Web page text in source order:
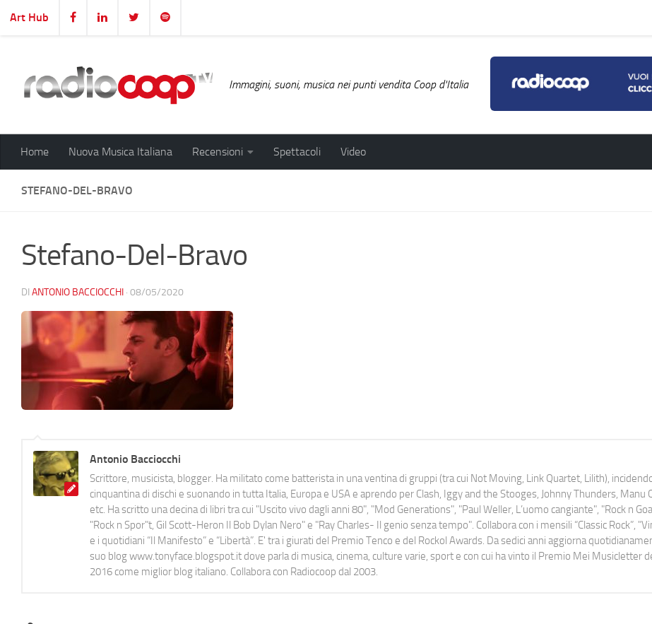
Salta al contenuto
Art Hub
Immagini, suoni, musica nei punti vendita Coop d'Italia
Home Nuova Musica Italiana Recensioni Spettacoli Video
STEFANO-DEL-BRAVO
Stefano-Del-Bravo
DI ANTONIO BACCIOCCHI · 08/05/2020
Antonio Bacciocchi
Scrittore, musicista, blogger. Ha militato come batterista in una ventina di gruppi (tra cui Not Moving, Link Quartet, Lilith),
cinquantina di dischi e suonando in tutta Italia, Europa e USA e aprendo per Clash, Iggy and the Stooges, Johnny Thunders, Manu
etc. Ha scritto una decina di libri tra cui "Uscito vivo dagli anni 80", "Mod Generations", "Paul Weller, L’uomo cangiante", "Rock n
"Rock n Spor"t, Gil Scott-Heron Il Bob Dylan Nero" e "Ray Charles- Il genio senza tempo". Collabora con i mensili “Classic Rock”,
e i quotidiani “Il Manifesto” e “Libertà”. E' tra i giurati del Premio Tenco e del Rockol Awards. Da sedici anni aggiorna
suo blog www.tonyface.blogspot.it dove parla di musica, cinema, culture varie, sport e con cui ha vinto il Premio Mei Musicletter
2016 come miglior blog italiano. Collabora con Radiocoop dal 2003.